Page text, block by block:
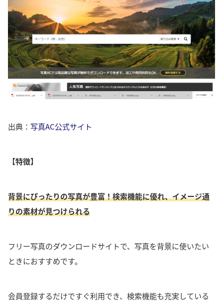
出典： 写真AC公式サイト
【特徴】
背景にぴったりの写真が豊富！検索機能に優れ、イメージ通
りの素材が見つけられる
フリー写真のダウンロードサイトで、写真を背景に使いたい
ときにおすすめです。
会員登録するだけですぐ利用でき、検索機能も充実している